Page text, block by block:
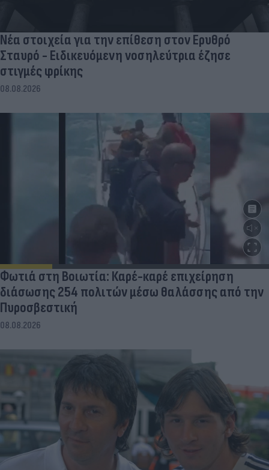
Νέα στοιχεία για την επίθεση στον Ερυθρό
Σταυρό - Ειδικευόμενη νοσηλεύτρια έζησε
στιγμές φρίκης
08.08.2026
Φωτιά στη Βοιωτία: Καρέ-καρέ επιχείρηση
διάσωσης 254 πολιτών μέσω θαλάσσης από την
Πυροσβεστική
08.08.2026